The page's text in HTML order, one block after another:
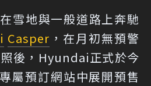
雪地與一般道路上奔馳
Casper ，在月初無預警
後，Hyundai正式於今
屬預訂網站中展開預售